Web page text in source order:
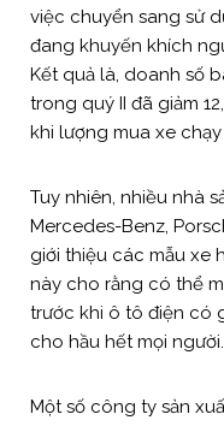
việc chuyển sang sử
đang khuyến khích
Kết quả là, doanh số
trong quý II đã giảm
khi lượng mua xe chạy
Tuy nhiên, nhiều nhà
Mercedes-Benz,
giới thiệu các mẫu xe
này cho rằng có thể
trước khi ô tô điện có
cho hầu hết mọi người.
Một số công ty sản